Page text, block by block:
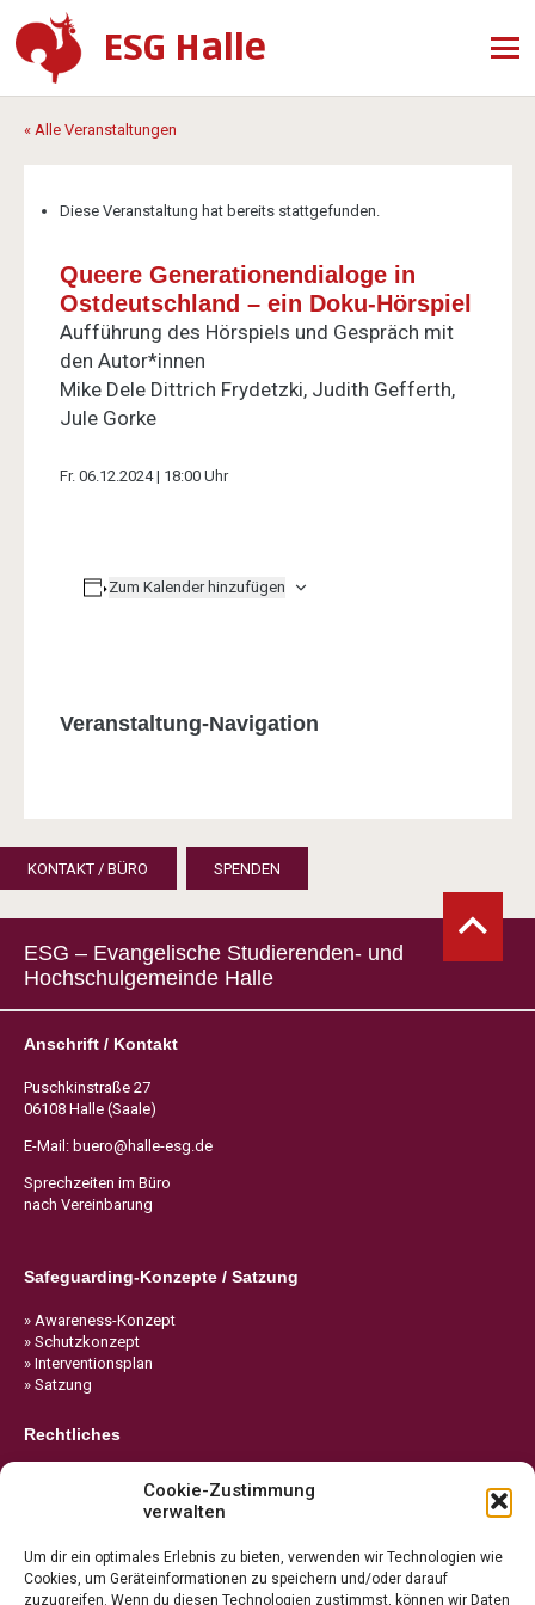
Cookie-Zustimmung
verwalten
Um dir ein optimales Erlebnis zu bieten, verwenden wir Technologien wie
Cookies, um Geräteinformationen zu speichern und/oder darauf
zuzugreifen. Wenn du diesen Technologien zustimmst, können wir Daten
ESG Halle
« Alle Veranstaltungen
Diese Veranstaltung hat bereits stattgefunden.
Queere Generationendialoge in
Ostdeutschland – ein Doku-Hörspiel
Aufführung des Hörspiels und Gespräch mit
den Autor*innen
Mike Dele Dittrich Frydetzki, Judith Gefferth,
Jule Gorke
Fr. 06.12.2024 | 18:00 Uhr
Zum Kalender hinzufügen
Veranstaltung-Navigation
KONTAKT / BÜRO SPENDEN
ESG – Evangelische Studierenden- und
Hochschulgemeinde Halle
Anschrift / Kontakt
Puschkinstraße 27
06108 Halle (Saale)
E-Mail: buero@halle-esg.de
Sprechzeiten im Büro
nach Vereinbarung
Safeguarding-Konzepte / Satzung
» Awareness-Konzept
» Schutzkonzept
» Interventionsplan
» Satzung
Rechtliches
» Cookie-Richtlinie